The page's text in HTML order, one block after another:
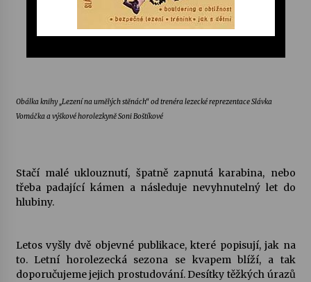
3. 7. 2026
30. 6. 2026
Obálka knihy „Lezení na umělých stěnách“ od trenéra lezecké reprezentace Slávka
Vomáčka a výškové horolezkyně Soni Boštíkové
Stačí malé uklouznutí, špatně zapnutá karabina, nebo
třeba padající kámen a následuje nevyhnutelný let do
hlubiny.
Letos vyšly dvě objevné publikace, které popisují, jak na
to. Letní horolezecká sezona se kvapem blíží, a tak
doporučujeme jejich prostudování. Desítky těžkých úrazů